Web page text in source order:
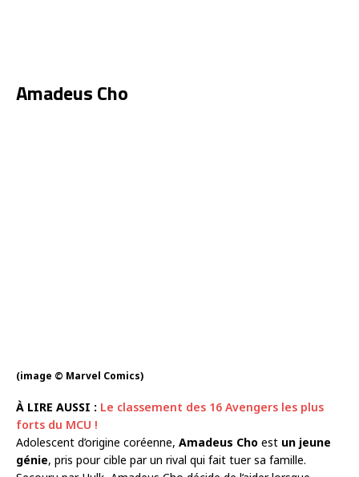
Amadeus Cho
(image © Marvel Comics)
À LIRE AUSSI : Le classement des 16 Avengers les plus
forts du MCU !
Adolescent d’origine coréenne, Amadeus Cho est un jeune
génie, pris pour cible par un rival qui fait tuer sa famille.